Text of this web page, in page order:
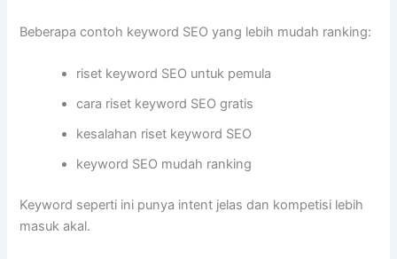
Beberapa contoh keyword SEO yang lebih mudah ranking:
riset keyword SEO untuk pemula
cara riset keyword SEO gratis
kesalahan riset keyword SEO
keyword SEO mudah ranking
Keyword seperti ini punya intent jelas dan kompetisi lebih
masuk akal.